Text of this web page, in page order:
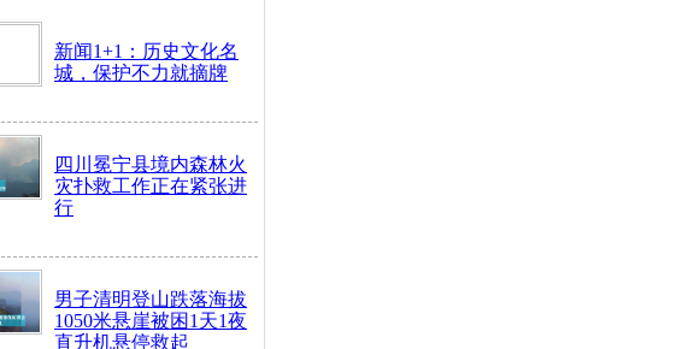
新闻1+1：历史文化名
城，保护不力就摘牌
四川冕宁县境内森林火
灾扑救工作正在紧张进
行
男子清明登山跌落海拔
1050米悬崖被困1天1夜
直升机悬停救起